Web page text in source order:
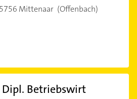
Mittenaar (Offenbach)
Betriebswirt